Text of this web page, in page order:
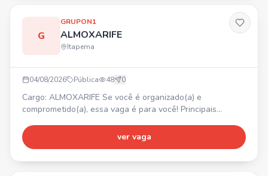
G
GRUPON1
ALMOXARIFE
Itapema
04/08/2026 Pública 48 0
Cargo: ALMOXARIFE Se você é organizado(a) e
comprometido(a), essa vaga é para você! Principais
equipamentos; • Realizar lançamentos e controlar
entradas e saídas no sistema; • Manter o almoxarifado
ver vaga